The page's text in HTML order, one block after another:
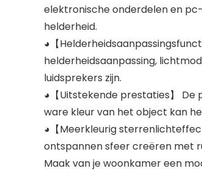
elektronische onderdelen en
helderheid.
◕【
helderheidsaanpassing,
luidsprekers zijn.
◕【Uitstekende prestaties】
ware kleur van het object kan
◕【Meerkleurig
ontspannen sfeer creëren met
Maak van je woonkamer een